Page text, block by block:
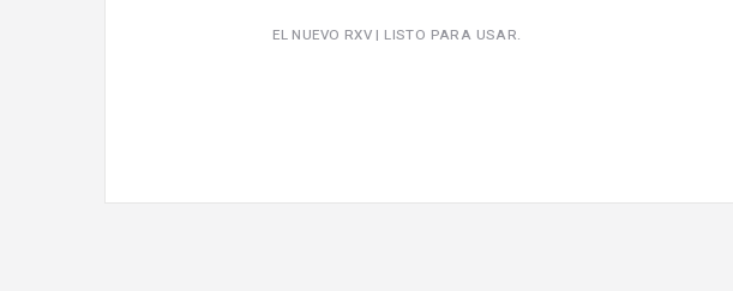
EL NUEVO RXV | LISTO PARA USAR.